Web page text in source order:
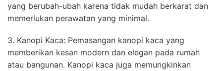
yang berubah-ubah karena tidak mudah berkarat dan
memerlukan perawatan yang minimal.
3. Kanopi Kaca: Pemasangan kanopi kaca yang
memberikan kesan modern dan elegan pada rumah
atau bangunan. Kanopi kaca juga memungkinkan